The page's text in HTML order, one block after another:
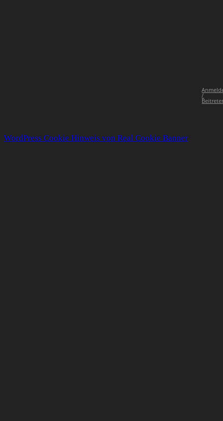
/
WordPress Cookie Hinweis von Real Cookie Banner